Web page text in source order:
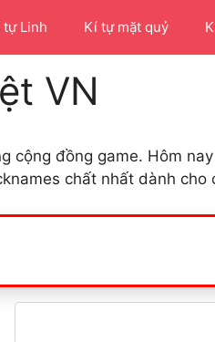
tự Linh Kí tự mặt quỷ
VN
cộng đồng game. Hôm
chất nhất dành cho